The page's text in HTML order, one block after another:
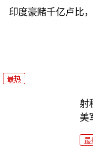
印度豪赌千亿卢比
最热
射
美
最